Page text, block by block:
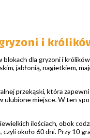
i
dla gryzoni i
jabłonią, nagietkiem,
przekąski, która
ulubione miejsce. W ten
ilościach, obok
około 60 dni. Przy 10